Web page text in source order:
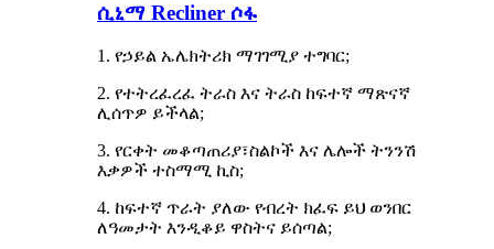
ሲኒማ Recliner ሶፋ
1. የኃይል ኤሌክትሪክ ማገገሚያ ተግባር;
2. የተትረፈረፈ ትራስ እና ትራስ ከፍተኛ ማጽናኛ
ሊሰጥዎ ይችላል;
3. የርቀት መቆጣጠሪያ፣ስልኮች እና ሌሎች ትንንሽ
እቃዎች ተስማሚ ኪስ;
4. ከፍተኛ ጥራት ያለው የብረት ክፈፍ ይህ ወንበር
ለዓመታት እንዲቆይ ዋስትና ይሰጣል;